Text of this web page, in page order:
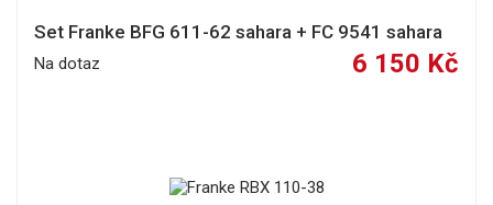
Set Franke BFG 611-62 sahara + FC 9541 sahara
Na dotaz 6 150 Kč